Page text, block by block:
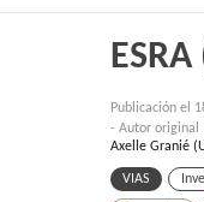
Publicación el
- Autor
Axelle Granié
VIAS